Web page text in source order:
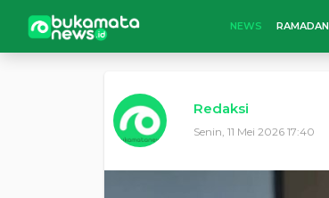
NEWS RAMADAN
Redaksi
Senin, 11 Mei 2026 17:40